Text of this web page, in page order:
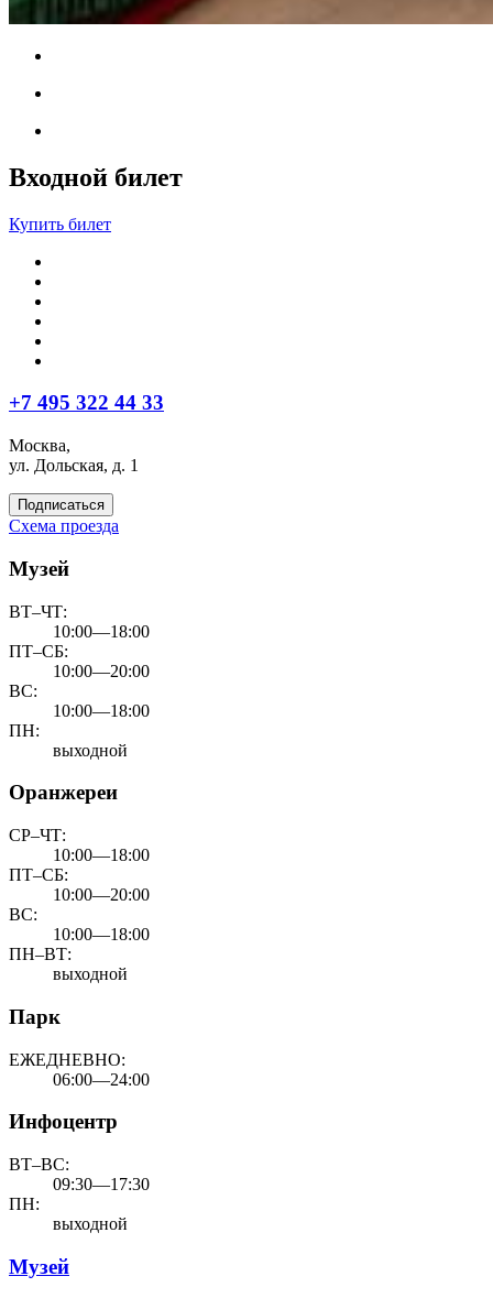
Входной билет
Купить билет
+7 495 322 44 33
Москва,
ул. Дольская, д. 1
Подписаться
Схема проезда
Музей
ВТ–ЧТ:
10:00—18:00
ПТ–СБ:
10:00—20:00
ВС:
10:00—18:00
ПН:
выходной
Оранжереи
СР–ЧТ:
10:00—18:00
ПТ–СБ:
10:00—20:00
ВС:
10:00—18:00
ПН–ВТ:
выходной
Парк
ЕЖЕДНЕВНО:
06:00—24:00
Инфоцентр
ВТ–ВС:
09:30—17:30
ПН:
выходной
Музей